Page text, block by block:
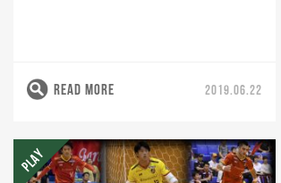
READ MORE 2019.06.22